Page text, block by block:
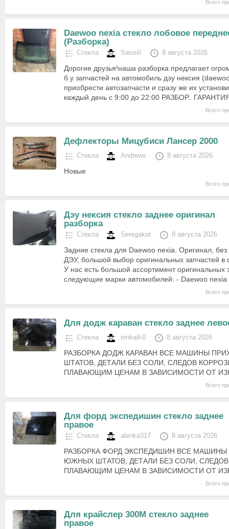
Всего
Daewoo nexia стекло лобовое
(Разборка)
Стекла Satoriil 8 августа 2026
Дорогие друзья!наша разборка предлагает
б.у запчастей на автомобиль дэу нексия
приобрести автозапчасти и сразу же их
каждый день с 9:00 до 22:00 РАЗБОР..
Всего
Дефлекторы Мицубиси Лансер 2000
Стекла Andrews 8 августа 2026
Новые
Всего
Дэу нексия стекло заднее оригинал
разборка
Стекла Seregakot 8 августа 2026
Задние стекла для Daewoo nexia. Оригинал,
ДЭУ, большой выбор оригинальных запчастей в
У нас есть большой ассортимент оригинальных
следующие марки автомобилей: - Daewoo
Всего
Для додж караван стекло заднее
Стекла irinka8-0 8 августа 2026
РАЗБОРКА ДОДЖ КАРАВАН ВСЕ МАШИНЫ
ШТАТОВ, ДЕТАЛИ БЕЗ СОЛИ, СЛЕДОВ
ПЛАВАЮЩИМ ЦЕНАМ В ЗАВИСИМОСТИ ОТ
Всего
Для форд экспедишин стекло заднее
правое
Стекла alenka317 8 августа 2026
РАЗБОРКА ФОРД ЭКСПЕДИШИН ВСЕ МАШИНЫ
ЮЖНЫХ ШТАТОВ, ДЕТАЛИ БЕЗ СОЛИ,
ПЛАВАЮЩИМ ЦЕНАМ В ЗАВИСИМОСТИ ОТ
Всего
Для крайслер 300М стекло заднее
правое